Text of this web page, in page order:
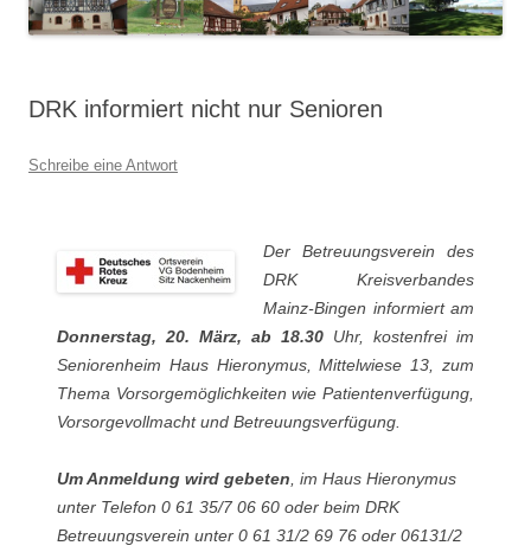
DRK informiert nicht nur Senioren
Schreibe eine Antwort
Der Betreuungsverein des
DRK Kreisverbandes
Mainz-Bingen informiert am
Donnerstag, 20. März, ab 18.30 Uhr, kostenfrei im
Seniorenheim Haus Hieronymus, Mittelwiese 13, zum
Thema Vorsorgemöglichkeiten wie Patientenverfügung,
Vorsorgevollmacht und Betreuungsverfügung.
Um Anmeldung wird gebeten , im Haus Hieronymus
unter Telefon 0 61 35/7 06 60 oder beim DRK
Betreuungsverein unter 0 61 31/2 69 76 oder 06131/2